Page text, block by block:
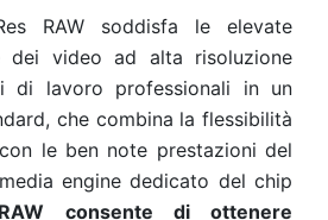
RAW soddisfa le elevate
dei video ad alta risoluzione
di lavoro professionali in un
che combina la flessibilità
le ben note prestazioni del
engine dedicato del chip
consente di ottenere